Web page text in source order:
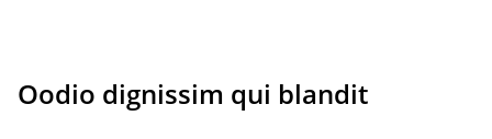
Oodio dignissim qui blandit